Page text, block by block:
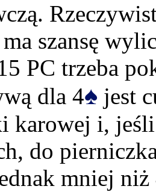
szansę
PC trzeba
dla 4♠ jest
karowej i,
do
mniej